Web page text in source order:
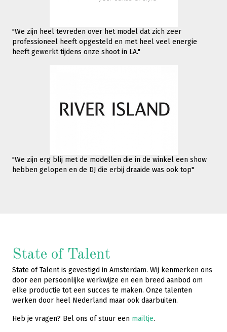
"We zijn heel tevreden over het model dat zich zeer
professioneel heeft opgesteld en met heel veel energie
heeft gewerkt tijdens onze shoot in LA."
"We zijn erg blij met de modellen die in de winkel een show
hebben gelopen en de DJ die erbij draaide was ook top"
State of Talent
State of Talent is gevestigd in Amsterdam. Wij kenmerken ons
door een persoonlijke werkwijze en een breed aanbod om
elke productie tot een succes te maken. Onze talenten
werken door heel Nederland maar ook daarbuiten.
Heb je vragen? Bel ons of stuur een mailtje.